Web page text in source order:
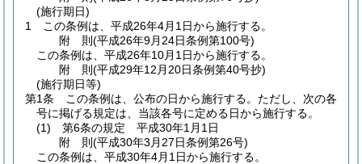
(施行期日)
1
この条例は、平成26年4月1日から施行する。
附 則(平成26年9月24日条例第100号)
この条例は、平成26年10月1日から施行する。
附 則(平成29年12月20日条例第40号抄)
(施行期日等)
第1条
この条例は、公布の日から施行する。 ただし、次の各
号に掲げる規定は、当該各号に定める日から施行する。
(1)
第6条の規定 平成30年1月1日
附 則(平成30年3月27日条例第26号)
この条例は、平成30年4月1日から施行する。